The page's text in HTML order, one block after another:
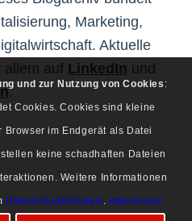
Marketing,
Aktuelle
allem auf LinkedIn und
. und zur Nutzung von Cookies :
Cookies. Cookies sind kleine
im Endgerät als Datei
keine schadhaften Dateien
Weitere Informationen
Datenschutzhinweis. Impressum